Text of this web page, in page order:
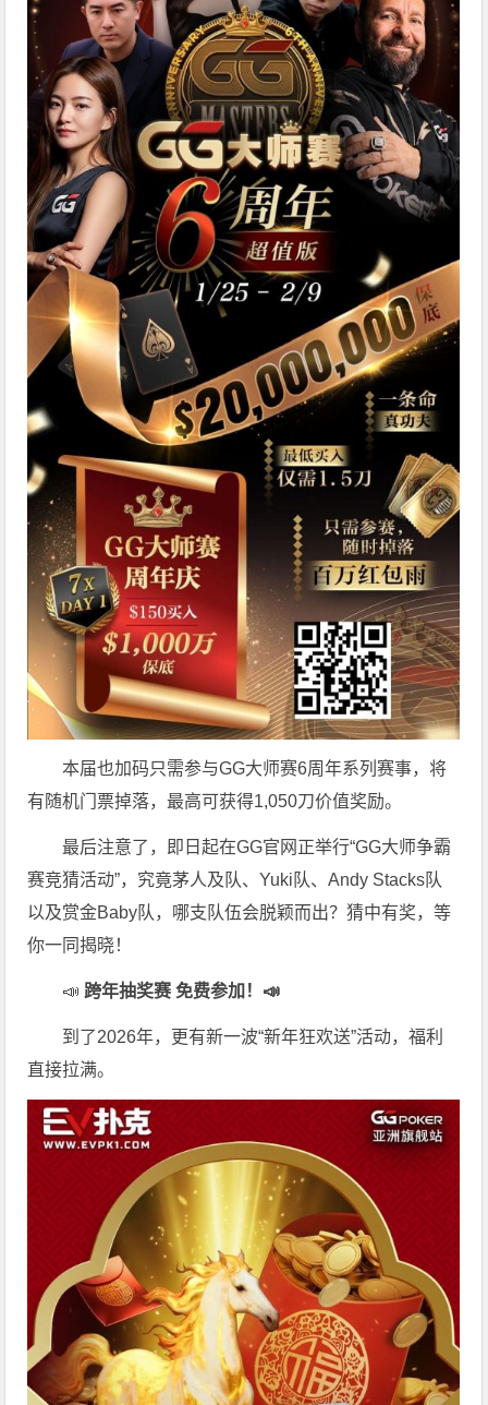
本届也加码只需参与GG大师赛6周年系列赛事，将
有随机门票掉落，最高可获得1,050刀价值奖励。
最后注意了，即日起在GG官网正举行“GG大师争霸
赛竞猜活动”，究竟茅人及队、Yuki队、Andy Stacks队
以及赏金Baby队，哪支队伍会脱颖而出？猜中有奖，等
你一同揭晓！
📣 跨年抽奖赛 免费参加 ！📣
到了2026年，更有新一波“新年狂欢送”活动，福利
直接拉满。